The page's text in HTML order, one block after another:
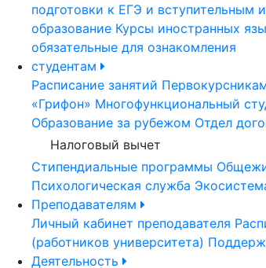
подготовки к ЕГЭ и вступительным
образование Курсы иностранных
обязательные для ознакомления
студентам
Расписание занятий
«Грифон» Многофункциональный
Образование за рубежом Отдел
Налоговый вычет
Стипендиальные программы
Психологическая служба
Преподавателям
Личный кабинет преподавателя
(работников университета)
Деятельность